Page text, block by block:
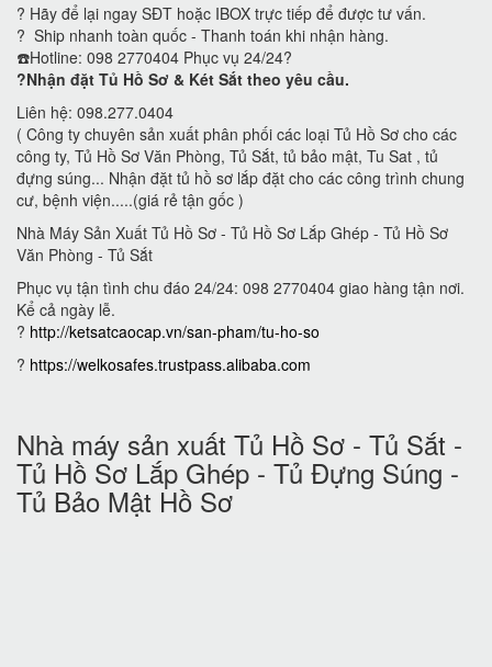
? Hãy để lại ngay SĐT hoặc IBOX trực tiếp để được tư vấn.
? Ship nhanh toàn quốc - Thanh toán khi nhận hàng.
☎️Hotline: 098 2770404 Phục vụ 24/24?
?Nhận đặt Tủ Hồ Sơ & Két Sắt theo yêu cầu.
Liên hệ: 098.277.0404
( Công ty chuyên sản xuất phân phối các loại Tủ Hồ Sơ cho các
công ty, Tủ Hồ Sơ Văn Phòng, Tủ Sắt, tủ bảo mật, Tu Sat , tủ
đựng súng... Nhận đặt tủ hồ sơ lắp đặt cho các công trình chung
cư, bệnh viện.....(giá rẻ tận gốc )
Nhà Máy Sản Xuất Tủ Hồ Sơ - Tủ Hồ Sơ Lắp Ghép - Tủ Hồ Sơ
Văn Phòng - Tủ Sắt
Phục vụ tận tình chu đáo 24/24: 098 2770404 giao hàng tận nơi.
Kể cả ngày lễ.
? http://ketsatcaocap.vn/san-pham/tu-ho-so
? https://welkosafes.trustpass.alibaba.com
Nhà máy sản xuất Tủ Hồ Sơ - Tủ Sắt -
Tủ Hồ Sơ Lắp Ghép - Tủ Đựng Súng -
Tủ Bảo Mật Hồ Sơ